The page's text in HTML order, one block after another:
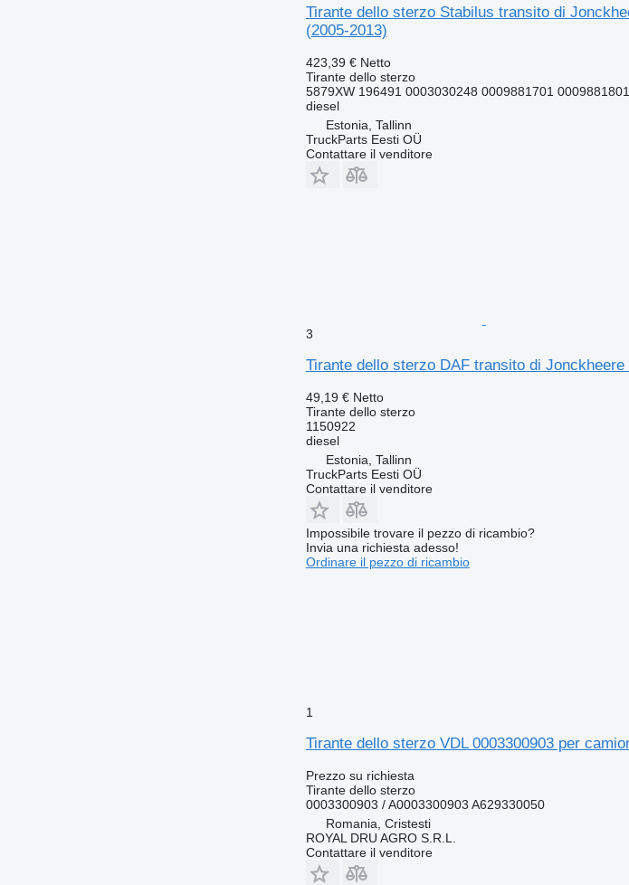
Tirante dello sterzo Stabilus transito di
(2005-2013)
423,39 € Netto
Tirante dello sterzo
5879XW 196491 0003030248 0009881701
diesel
Estonia, Tallinn
TruckParts Eesti OÜ
Contattare il venditore
3
Tirante dello sterzo DAF transito di
49,19 € Netto
Tirante dello sterzo
1150922
diesel
Estonia, Tallinn
TruckParts Eesti OÜ
Contattare il venditore
Impossibile trovare il pezzo di ricambio?
Invia una richiesta adesso!
Ordinare il pezzo di ricambio
1
Tirante dello sterzo VDL 0003300903 per
Prezzo su richiesta
Tirante dello sterzo
0003300903 / A0003300903 A629330050
Romania, Cristesti
ROYAL DRU AGRO S.R.L.
Contattare il venditore